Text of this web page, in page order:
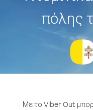
πόλης
Με το Viber Out